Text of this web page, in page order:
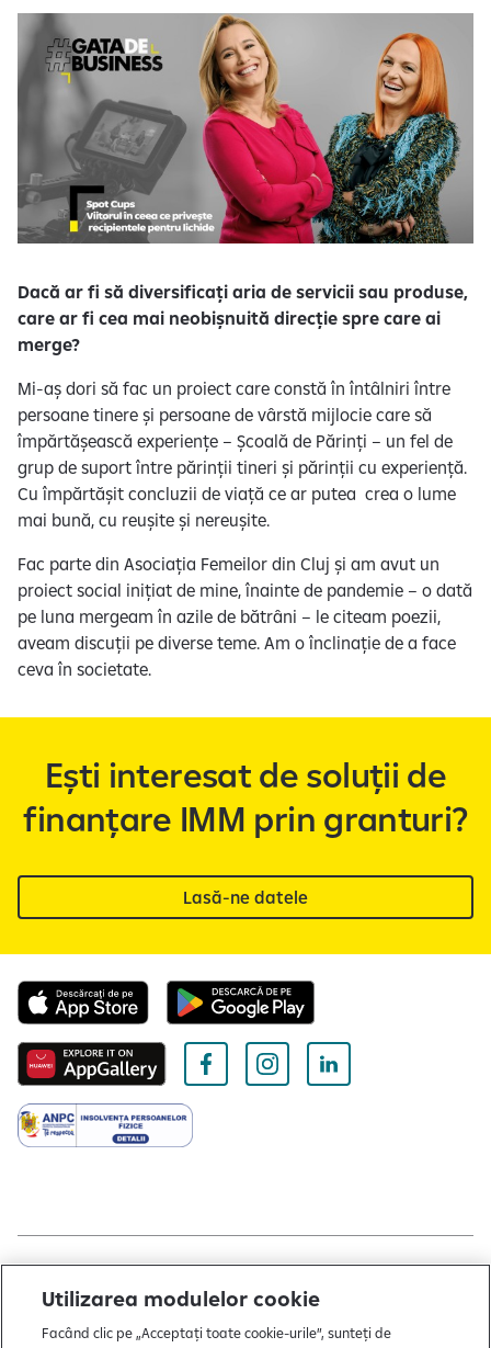
Dacă ar fi să diversificați aria de servicii sau produse,
care ar fi cea mai neobișnuită direcție spre care ai
merge?
Mi-aș dori să fac un proiect care constă în întâlniri între
persoane tinere și persoane de vârstă mijlocie care să
împărtășească experiențe – Școală de Părinți – un fel de
grup de suport între părinții tineri și părinții cu experiență.
Cu împărtășit concluzii de viață ce ar putea crea o lume
mai bună, cu reușite și nereușite.
Fac parte din Asociația Femeilor din Cluj și am avut un
proiect social inițiat de mine, înainte de pandemie – o dată
pe luna mergeam în azile de bătrâni – le citeam poezii,
aveam discuții pe diverse teme. Am o înclinație de a face
ceva în societate.
Ești interesat de soluții de
finanțare IMM prin granturi?
Lasă-ne datele
Despre noi
Utilizarea modulelor cookie
Facând clic pe „Acceptați toate cookie-urile”, sunteți de